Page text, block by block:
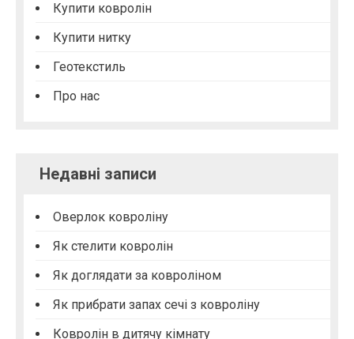
Купити ковролін
Купити нитку
Геотекстиль
Про нас
Недавні записи
Оверлок ковроліну
Як стелити ковролін
Як доглядати за ковроліном
Як прибрати запах сечі з ковроліну
Ковролін в дитячу кімнату